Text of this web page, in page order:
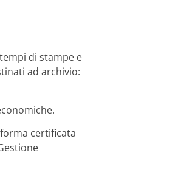
di stampe e
ad archivio:
certificata